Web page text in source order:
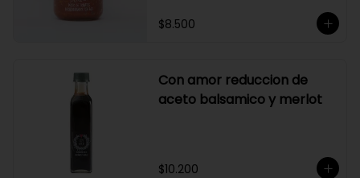
$8.500
Con amor reduccion de
aceto balsamico y merlot
$10.200